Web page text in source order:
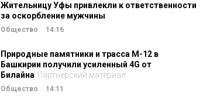
Жительницу Уфы привлекли к ответственности
за оскорбление мужчины
Общество 14:16
Природные памятники и трасса М-12 в
Башкирии получили усиленный 4G от
Билайна Партнерский материал
Общество 14:11